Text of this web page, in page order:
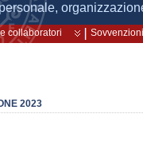
collaboratori
2023